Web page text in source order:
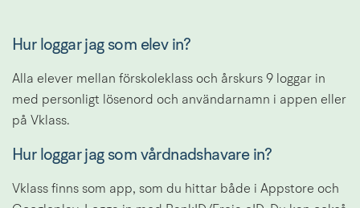
Hur loggar jag som elev in?
Alla elever mellan förskoleklass och årskurs 9 loggar in
med personligt lösenord och användarnamn i appen eller
på Vklass.
Hur loggar jag som vårdnadshavare in?
Vklass finns som app, som du hittar både i Appstore och